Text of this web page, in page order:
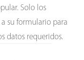
Solo los
su formulario para
datos requeridos.